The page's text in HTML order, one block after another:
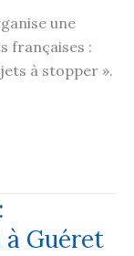
une
françaises :
à stopper ».
Guéret